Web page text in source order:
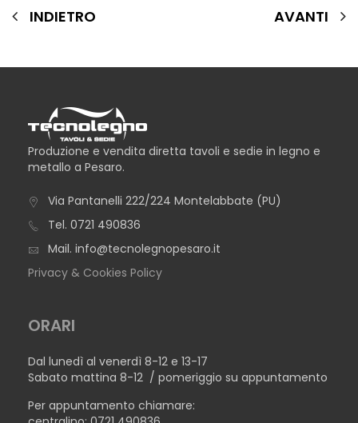
INDIETRO AVANTI
Produzione e vendita diretta tavoli e sedie in legno e
metallo a Pesaro.
Via Pantanelli 222/224 Montelabbate (PU)
Tel. 0721 490836
Mail. info@tecnolegnopesaro.it
Privacy & Cookies Policy
ORARI
Dal lunedì al venerdì 8-12 e 13-17
Sabato mattina 8-12 / pomeriggio su appuntamento
Per appuntamento chiamare: